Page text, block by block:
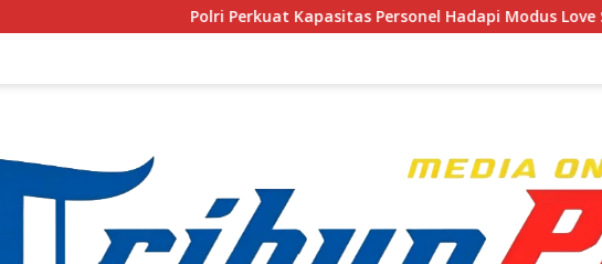
Polri Perkuat Kapasitas Personel Hadapi Modus Love Scamming yang Kian